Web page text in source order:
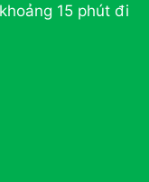
15 phút đi